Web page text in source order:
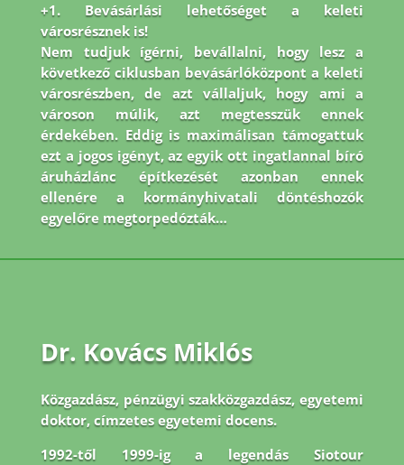
+1. Bevásárlási lehetőséget a keleti
városrésznek is!
Nem tudjuk ígérni, bevállalni, hogy lesz a
következő ciklusban bevásárlóközpont a keleti
városrészben, de azt vállaljuk, hogy ami a
városon múlik, azt megtesszük ennek
érdekében. Eddig is maximálisan támogattuk
ezt a jogos igényt, az egyik ott ingatlannal bíró
áruházlánc építkezését azonban ennek
ellenére a kormányhivatali döntéshozók
egyelőre megtorpedózták…
Dr. Kovács Miklós
Közgazdász, pénzügyi szakközgazdász, egyetemi
doktor, címzetes egyetemi docens.
1992-től 1999-ig a legendás Siotour